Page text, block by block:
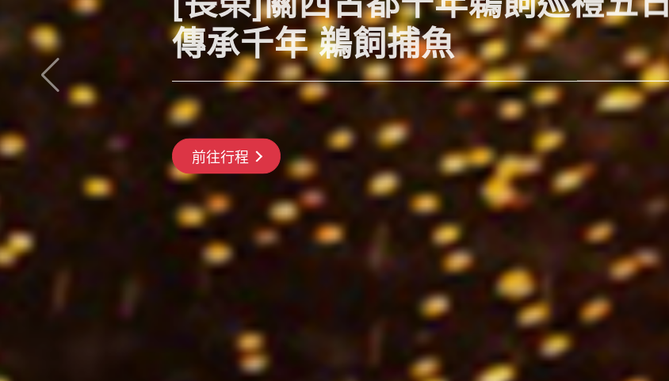
搶先GO
前往行程
前往行程
傳承千年 鵜飼捕魚
長良川鵜飼、彥根城、清水寺、嵐山小火車
前往行程